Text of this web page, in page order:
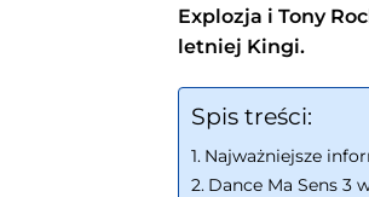
Explozja i Tony
letniej Kingi.
Spis treści:
Najważniejsze
Dance Ma Sens 3